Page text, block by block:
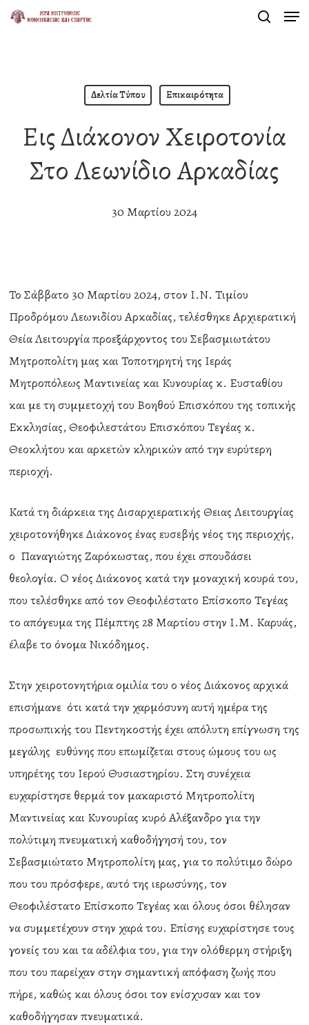
Skip
Δελτία Τύπου Επικαιρότητα
Εις Διάκονον Χειροτονία
Στο Λεωνίδιο Αρκαδίας
30 Μαρτίου 2024
Το Σάββατο 30 Μαρτίου 2024, στον Ι.Ν. Τιμίου
Προδρόμου Λεωνιδίου Αρκαδίας, τελέσθηκε Αρχιερατική
Θεία Λειτουργία προεξάρχοντος του Σεβασμιωτάτου
Μητροπολίτη μας και Τοποτηρητή της Ιεράς
Μητροπόλεως Μαντινείας και Κυνουρίας κ. Ευσταθίου
και με τη συμμετοχή του Βοηθού Επισκόπου της τοπικής
Εκκλησίας, Θεοφιλεστάτου Επισκόπου Τεγέας κ.
Θεοκλήτου και αρκετών κληρικών από την ευρύτερη
περιοχή.
Κατά τη διάρκεια της Δισαρχιερατικής Θειας Λειτουργίας
χειροτονήθηκε Διάκονος ένας ευσεβής νέος της περιοχής,
ο Παναγιώτης Ζαρόκωστας, που έχει σπουδάσει
θεολογία. Ο νέος Διάκονος κατά την μοναχική κουρά του,
που τελέσθηκε από τον Θεοφιλέστατο Επίσκοπο Τεγέας
το απόγευμα της Πέμπτης 28 Μαρτίου στην Ι.Μ. Καρυάς,
έλαβε το όνομα Νικόδημος.
Στην χειροτονητήρια ομιλία του ο νέος Διάκονος αρχικά
επισήμανε ότι κατά την χαρμόσυνη αυτή ημέρα της
προσωπικής του Πεντηκοστής έχει απόλυτη επίγνωση της
μεγάλης ευθύνης που επωμίζεται στους ώμους του ως
υπηρέτης του Ιερού Θυσιαστηρίου. Στη συνέχεια
ευχαρίστησε θερμά τον μακαριστό Μητροπολίτη
Μαντινείας και Κυνουρίας κυρό Αλέξανδρο για την
πολύτιμη πνευματική καθοδήγησή του, τον
Σεβασμιώτατο Μητροπολίτη μας, για το πολύτιμο δώρο
που του πρόσφερε, αυτό της ιερωσύνης, τον
Θεοφιλέστατο Επίσκοπο Τεγέας και όλους όσοι θέλησαν
να συμμετέχουν στην χαρά του. Επίσης ευχαρίστησε τους
γονείς του και τα αδέλφια του, για την ολόθερμη στήριξη
που του παρείχαν στην σημαντική απόφαση ζωής που
πήρε, καθώς και όλους όσοι τον ενίσχυσαν και τον
καθοδήγησαν πνευματικά.